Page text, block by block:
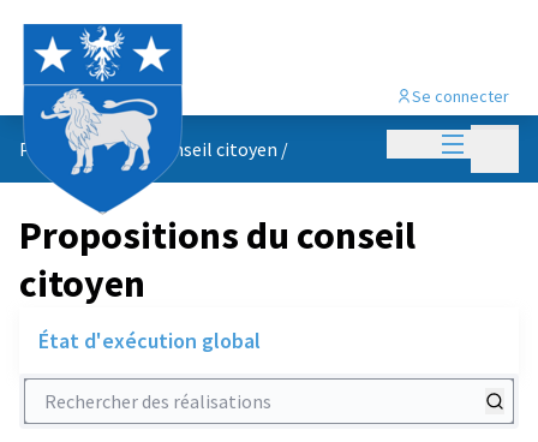
Menu
Se connecter
Propositions du conseil citoyen /
Propositions du conseil
citoyen
État d'exécution global
Rechercher des réalisations